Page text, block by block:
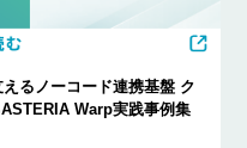
るノーコード連携基盤 ク
Warp実践事例集